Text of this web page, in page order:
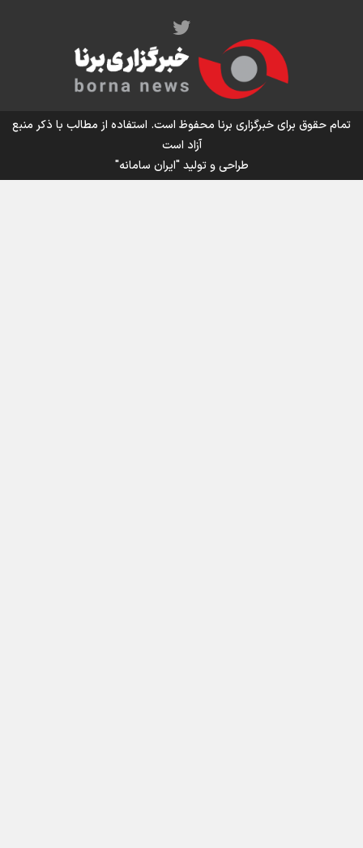
اینفو برنا/ میزان مالیات بر ارزش افزوده چقدر است؟
تمام حقوق برای خبرگزاری برنا محفوظ است. استفاده از مطالب با ذکر منبع
آزاد است
طراحی و تولید"ایران سامانه"